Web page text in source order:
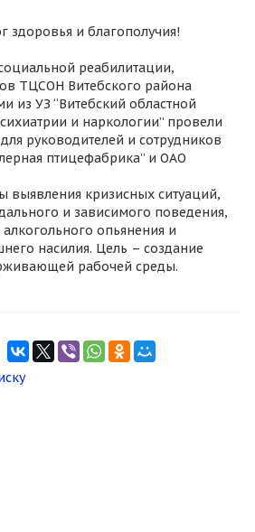
здоровья и благополучия!
реабилитации,
ТЦСОН Витебского района
из УЗ “Витебский областной
и наркологии” провели
руководителей и сотрудников
птицефабрика” и ОАО
выявления кризисных ситуаций,
и зависимого поведения,
опьянения и
насилия. Цель – создание
рабочей среды.